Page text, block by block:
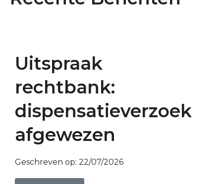
Uitspraak
rechtbank:
dispensatieverzoek
afgewezen
Geschreven op: 22/07/2026